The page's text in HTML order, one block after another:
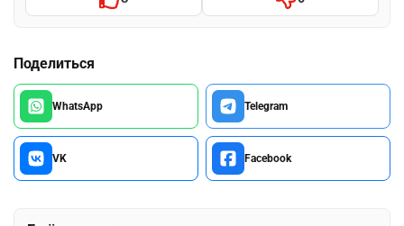
Поделиться
WhatsApp Telegram
VK Facebook